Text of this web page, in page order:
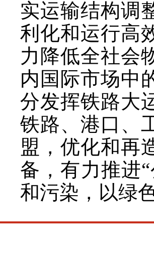
实运输结构调
利化和运行高
力降低全社会
内国际市场中
分发挥铁路大
铁路、港口、
盟，优化和再
备，有力推进
和污染，以绿